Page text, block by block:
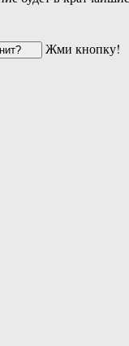
Жми кнопку!